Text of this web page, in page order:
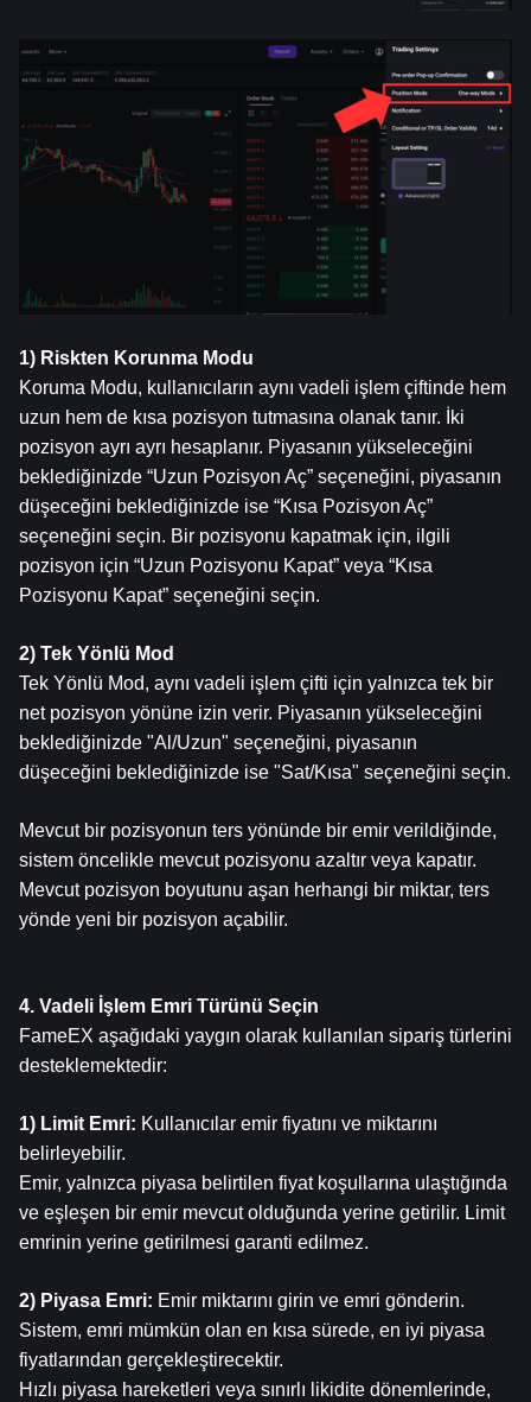
1) Riskten Korunma Modu
Koruma Modu, kullanıcıların aynı vadeli işlem çiftinde hem
uzun hem de kısa pozisyon tutmasına olanak tanır. İki
pozisyon ayrı ayrı hesaplanır. Piyasanın yükseleceğini
beklediğinizde “Uzun Pozisyon Aç” seçeneğini, piyasanın
düşeceğini beklediğinizde ise “Kısa Pozisyon Aç”
seçeneğini seçin. Bir pozisyonu kapatmak için, ilgili
pozisyon için “Uzun Pozisyonu Kapat” veya “Kısa
Pozisyonu Kapat” seçeneğini seçin.
2) Tek Yönlü Mod
Tek Yönlü Mod, aynı vadeli işlem çifti için yalnızca tek bir
net pozisyon yönüne izin verir. Piyasanın yükseleceğini
beklediğinizde "Al/Uzun" seçeneğini, piyasanın
düşeceğini beklediğinizde ise "Sat/Kısa" seçeneğini seçin.
Mevcut bir pozisyonun ters yönünde bir emir verildiğinde,
sistem öncelikle mevcut pozisyonu azaltır veya kapatır.
Mevcut pozisyon boyutunu aşan herhangi bir miktar, ters
yönde yeni bir pozisyon açabilir.
4. Vadeli İşlem Emri Türünü Seçin
FameEX aşağıdaki yaygın olarak kullanılan sipariş türlerini
desteklemektedir:
1) Limit Emri: Kullanıcılar emir fiyatını ve miktarını
belirleyebilir.
Emir, yalnızca piyasa belirtilen fiyat koşullarına ulaştığında
ve eşleşen bir emir mevcut olduğunda yerine getirilir. Limit
emrinin yerine getirilmesi garanti edilmez.
2) Piyasa Emri: Emir miktarını girin ve emri gönderin.
Sistem, emri mümkün olan en kısa sürede, en iyi piyasa
fiyatlarından gerçekleştirecektir.
Hızlı piyasa hareketleri veya sınırlı likidite dönemlerinde,